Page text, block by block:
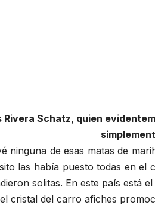
Rivera Schatz, quien
ninguna de esas matas de
las había puesto todas en el
solitas. En este país está
cristal del carro afiches